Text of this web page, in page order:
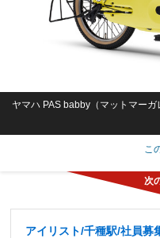
ヤマハ PAS babby（マットマーガ
こ
アイリスト/千種駅/社員募